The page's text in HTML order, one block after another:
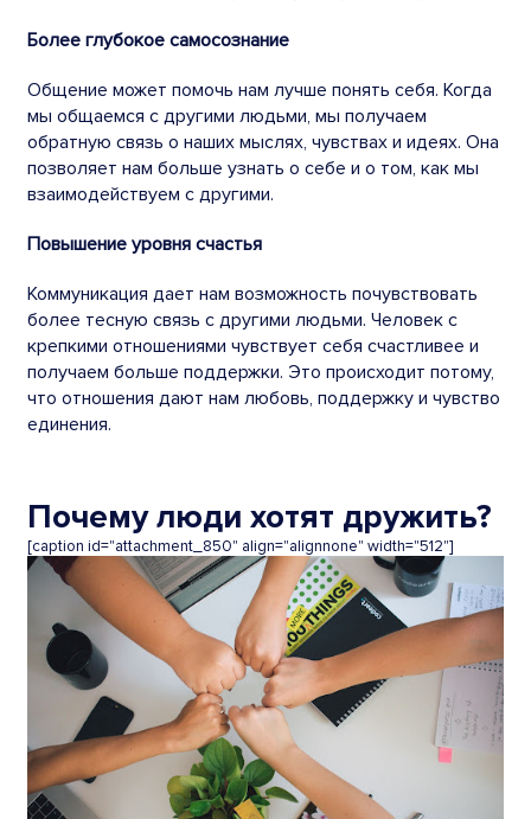
Более глубокое самосознание
Общение может помочь нам лучше понять себя. Когда
мы общаемся с другими людьми, мы получаем
обратную связь о наших мыслях, чувствах и идеях. Она
позволяет нам больше узнать о себе и о том, как мы
взаимодействуем с другими.
Повышение уровня счастья
Коммуникация дает нам возможность почувствовать
более тесную связь с другими людьми. Человек с
крепкими отношениями чувствует себя счастливее и
получаем больше поддержки. Это происходит потому,
что отношения дают нам любовь, поддержку и чувство
единения.
Почемулюди хотят дружить?
[caption id="attachment_850" align="alignnone" width="512"]